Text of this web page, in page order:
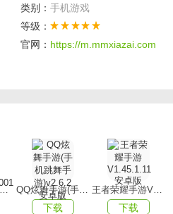
经过精心设计和规划，确保玩
年代。
类别： 手机游戏
等级：
官网： https://m.mmxiazai.com
qq欢乐斗地主(手机棋牌游戏)v6.152.001安卓版 QQ炫舞手游(手机跳舞手游)v2.6.2 安卓版
下载
王者荣耀手游V1.45.1.11 安卓版
下载